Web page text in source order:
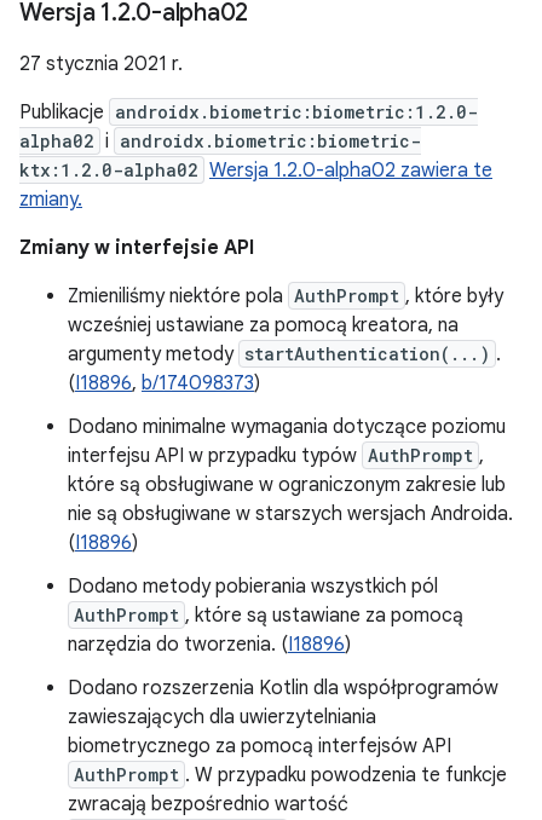
Wersja 1.2.0-alpha02
27 stycznia 2021 r.
Publikacje androidx.biometric:biometric:1.2.0-
alpha02 i androidx.biometric:biometric-
ktx:1.2.0-alpha02 Wersja 1.2.0-alpha02 zawiera te
zmiany.
Zmiany w interfejsie API
Zmieniliśmy niektóre pola AuthPrompt , które były
wcześniej ustawiane za pomocą kreatora, na
argumenty metody startAuthentication(...) .
(I18896, b/174098373)
Dodano minimalne wymagania dotyczące poziomu
interfejsu API w przypadku typów AuthPrompt ,
które są obsługiwane w ograniczonym zakresie lub
nie są obsługiwane w starszych wersjach Androida.
(I18896)
Dodano metody pobierania wszystkich pól
AuthPrompt , które są ustawiane za pomocą
narzędzia do tworzenia. (I18896)
Dodano rozszerzenia Kotlin dla współprogramów
zawieszających dla uwierzytelniania
biometrycznego za pomocą interfejsów API
AuthPrompt . W przypadku powodzenia te funkcje
zwracają bezpośrednio wartość